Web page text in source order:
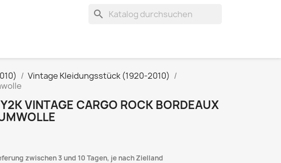
search
Vintage Kleidungsstück (1920-2010)
VINTAGE CARGO ROCK BORDEAUX
zwischen 3 und 10 Tagen, je nach Zielland